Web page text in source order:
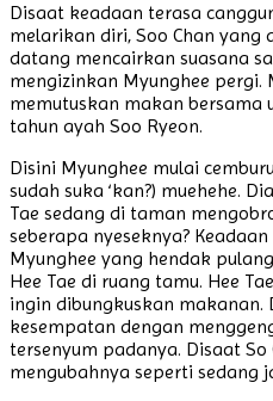
Disaat keadaan terasa
melarikan diri, Soo Chan yang
datang mencairkan suasana
mengizinkan Myunghee pergi.
memutuskan makan bersama
tahun ayah Soo Ryeon.
Disini Myunghee mulai
sudah suka ‘kan?) muehehe.
Tae sedang di taman
seberapa nyeseknya?
Myunghee yang hendak
Hee Tae di ruang tamu. Hee
ingin dibungkuskan makanan.
kesempatan dengan
tersenyum padanya. Disaat So
mengubahnya seperti sedang